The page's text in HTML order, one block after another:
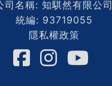
司名稱: 知騏然有限公司
統編: 93719055
隱私權政策